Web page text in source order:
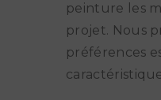
peinture les
projet. Nous
préférences